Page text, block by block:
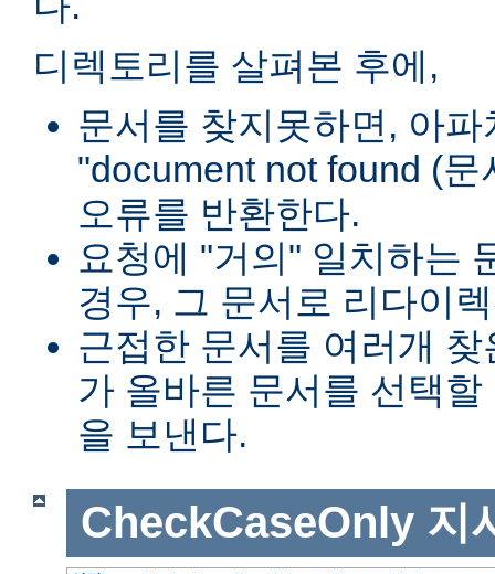
디렉토리를 살펴본 후에,
문서를 찾지못하면, 아
"document not found (
오류를 반환한다.
요청에 "거의" 일치하는
경우, 그 문서로 리다이
근접한 문서를 여러개
가 올바른 문서를 선택
을 보낸다.
CheckCaseOnly 지